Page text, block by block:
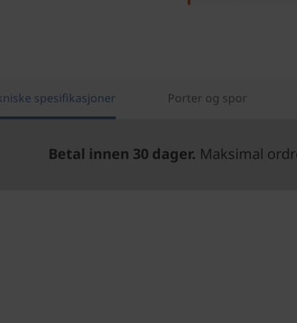
spesifikasjoner Porter og spor
Betal innen 30 dager. Maksimal